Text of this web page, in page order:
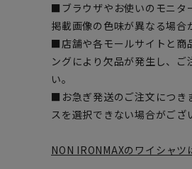
■ブラウザやお使いのモニタ
掲載画像の色味が異なる場合
■店舗や各モールサイトと商
ングにより欠品が発生し、
い。
■お急ぎ発送のご注文につき
スを選択できない場合がござ
NON IRONMAXのワイシャツ